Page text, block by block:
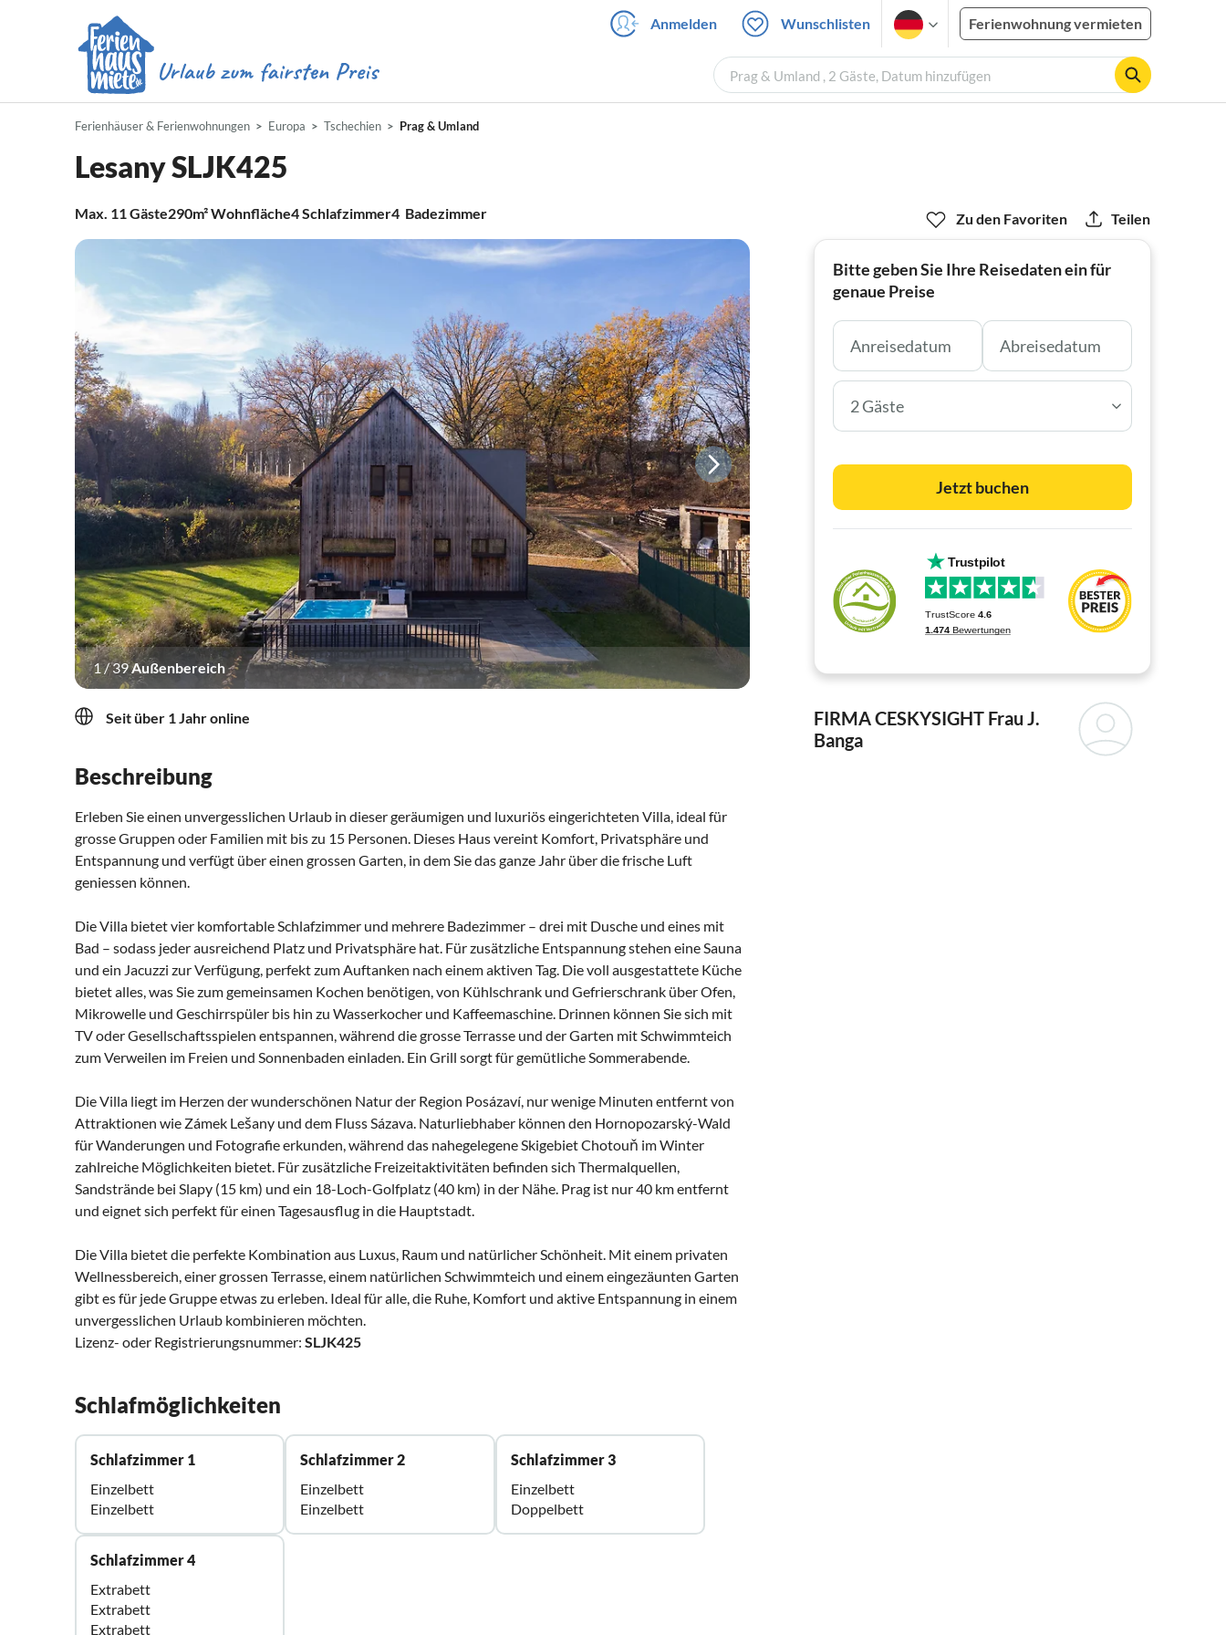
Anmelden Wunschlisten Ferienwohnung vermieten
Prag & Umland , 2 Gäste, Datum hinzufügen
Ferienhäuser & Ferienwohnungen Europa Tschechien Prag & Umland
Lesany SLJK425
Max. 11Gäste290m²Wohnfläche4Schlafzimmer4 Badezimmer
1/39Außenbereich
Seit über 1 Jahr online
Beschreibung
Erleben Sie einen unvergesslichen Urlaub in dieser geräumigen und luxuriös eingerichteten Villa, ideal für
grosse Gruppen oder Familien mit bis zu 15 Personen. Dieses Haus vereint Komfort, Privatsphäre und
Entspannung und verfügt über einen grossen Garten, in dem Sie das ganze Jahr über die frische Luft
geniessen können.
Die Villa bietet vier komfortable Schlafzimmer und mehrere Badezimmer – drei mit Dusche und eines mit
Bad – sodass jeder ausreichend Platz und Privatsphäre hat. Für zusätzliche Entspannung stehen eine Sauna
und ein Jacuzzi zur Verfügung, perfekt zum Auftanken nach einem aktiven Tag. Die voll ausgestattete Küche
bietet alles, was Sie zum gemeinsamen Kochen benötigen, von Kühlschrank und Gefrierschrank über Ofen,
Mikrowelle und Geschirrspüler bis hin zu Wasserkocher und Kaffeemaschine. Drinnen können Sie sich mit
TV oder Gesellschaftsspielen entspannen, während die grosse Terrasse und der Garten mit Schwimmteich
zum Verweilen im Freien und Sonnenbaden einladen. Ein Grill sorgt für gemütliche Sommerabende.
Die Villa liegt im Herzen der wunderschönen Natur der Region Posázaví, nur wenige Minuten entfernt von
Attraktionen wie Zámek Lešany und dem Fluss Sázava. Naturliebhaber können den Hornopozarský-Wald
für Wanderungen und Fotografie erkunden, während das nahegelegene Skigebiet Chotouň im Winter
zahlreiche Möglichkeiten bietet. Für zusätzliche Freizeitaktivitäten befinden sich Thermalquellen,
Sandstrände bei Slapy (15 km) und ein 18-Loch-Golfplatz (40 km) in der Nähe. Prag ist nur 40 km entfernt
und eignet sich perfekt für einen Tagesausflug in die Hauptstadt.
Die Villa bietet die perfekte Kombination aus Luxus, Raum und natürlicher Schönheit. Mit einem privaten
Wellnessbereich, einer grossen Terrasse, einem natürlichen Schwimmteich und einem eingezäunten Garten
gibt es für jede Gruppe etwas zu erleben. Ideal für alle, die Ruhe, Komfort und aktive Entspannung in einem
unvergesslichen Urlaub kombinieren möchten.
Lizenz- oder Registrierungsnummer: SLJK425
Schlafmöglichkeiten
Schlafzimmer 1
Einzelbett
Einzelbett
Schlafzimmer 2
Einzelbett
Einzelbett
Schlafzimmer 3
Einzelbett
Doppelbett
Schlafzimmer 4
Extrabett
Extrabett
Extrabett
Zu den Favoriten Teilen
Bitte geben Sie Ihre Reisedaten ein für
genaue Preise
2 Gäste
Jetzt buchen
FIRMA CESKYSIGHT Frau J.
Banga